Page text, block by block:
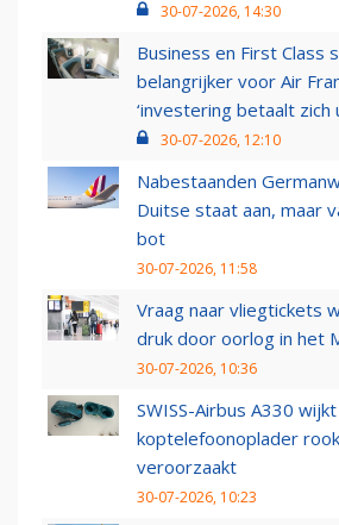
30-07-2026, 14:30
Business en First Class
belangrijker voor Air
‘investering betaalt zich
30-07-2026, 12:10
Nabestaanden
Duitse staat aan, maar
bot
30-07-2026, 11:58
Vraag naar vliegtickets
druk door oorlog in het
30-07-2026, 10:36
SWISS-Airbus A330
koptelefoonoplader
veroorzaakt
30-07-2026, 10:23